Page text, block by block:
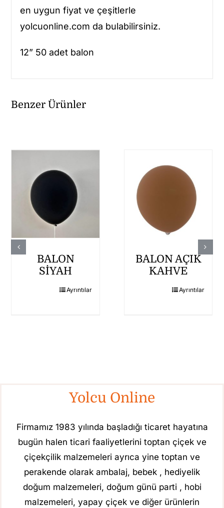
en uygun fiyat ve çeşitlerle
yolcuonline.com da bulabilirsiniz.
12” 50 adet balon
Benzer Ürünler
BALON
SİYAH
Ayrıntılar
BALON AÇIK
KAHVE
Ayrıntılar
Yolcu Online
Firmamız 1983 yılında başladığı ticaret hayatına
bugün halen ticari faaliyetlerini toptan çiçek ve
çiçekçilik malzemeleri ayrıca yine toptan ve
perakende olarak ambalaj, bebek , hediyelik
doğum malzemeleri, doğum günü parti , hobi
malzemeleri, yapay çiçek ve diğer ürünlerin